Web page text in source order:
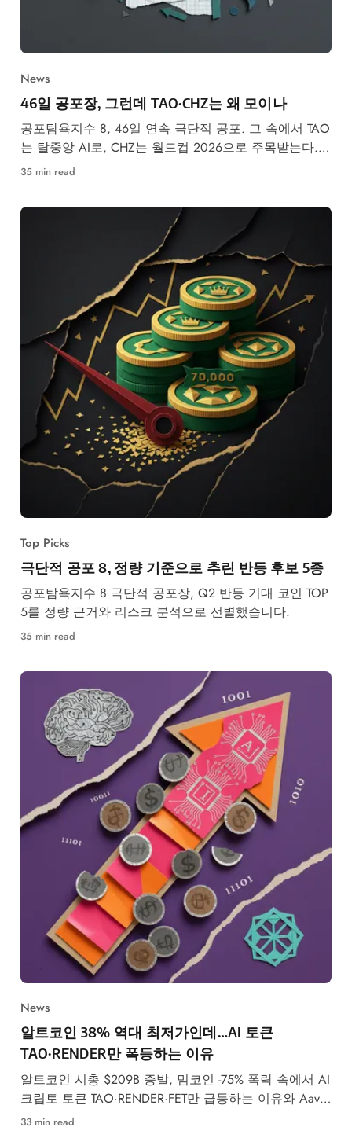
News
46일 공포장, 그런데 TAO·CHZ는 왜 모이나
공포탐욕지수 8, 46일 연속 극단적 공포. 그 속에서 TAO
는 탈중앙 AI로, CHZ는 월드컵 2026으로 주목받는다.
데이터 기반 심층 분석.
35 min read
Top Picks
극단적 공포 8, 정량 기준으로 추린 반등 후보 5종
공포탐욕지수 8 극단적 공포장, Q2 반등 기대 코인 TOP
5를 정량 근거와 리스크 분석으로 선별했습니다.
35 min read
News
알트코인 38% 역대 최저가인데…AI 토큰
TAO·RENDER만 폭등하는 이유
알트코인 시총 $209B 증발, 밈코인 -75% 폭락 속에서 AI
크립토 토큰 TAO·RENDER·FET만 급등하는 이유와 Aave
V4 출시 분석.
33 min read